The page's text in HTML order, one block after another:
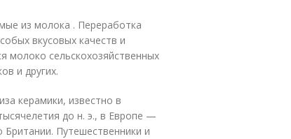
из молока . Переработка
вкусовых качеств и
молоко сельскохозяйственных
и других.
керамики, известно в
до н. э., в Европе —
Британии. Путешественники и